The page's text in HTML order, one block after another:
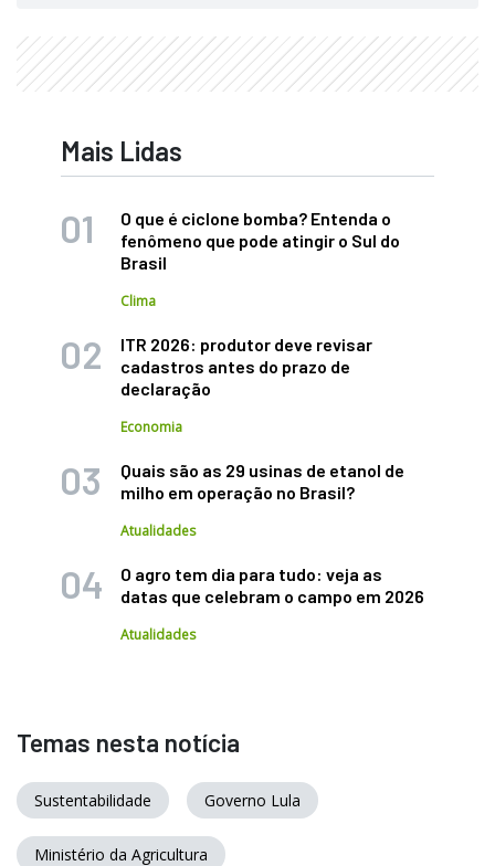
Mais Lidas
O que é ciclone bomba? Entenda o
fenômeno que pode atingir o Sul do
Brasil
Clima
ITR 2026: produtor deve revisar
cadastros antes do prazo de
declaração
Economia
Quais são as 29 usinas de etanol de
milho em operação no Brasil?
Atualidades
O agro tem dia para tudo: veja as
datas que celebram o campo em 2026
Atualidades
Temas nesta notícia
Sustentabilidade Governo Lula
Ministério da Agricultura